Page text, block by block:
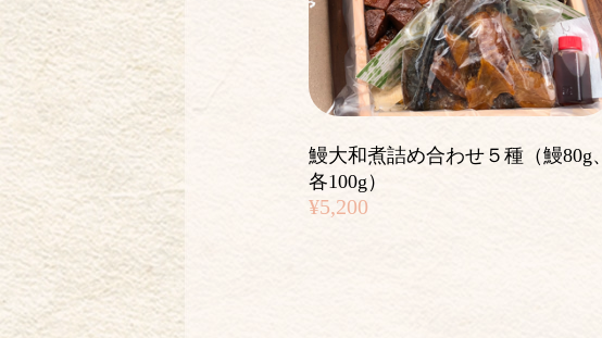
鰻大和煮詰め合わせ５種（鰻80g、
各100g）
¥5,200